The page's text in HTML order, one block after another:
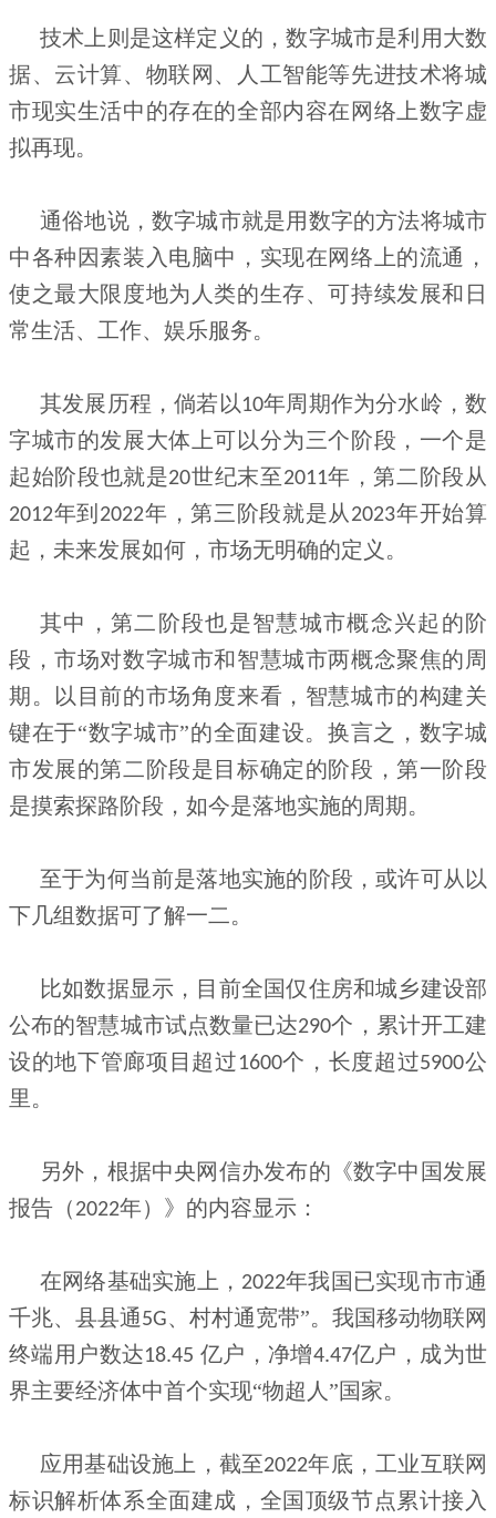
技术上则是这样定义的，数字城市是利用大数
据、云计算、物联网、人工智能等先进技术将城
市现实生活中的存在的全部内容在网络上数字虚
拟再现。
通俗地说，数字城市就是用数字的方法将城市
中各种因素装入电脑中，实现在网络上的流通，
使之最大限度地为人类的生存、可持续发展和日
常生活、工作、娱乐服务。
其发展历程，倘若以10年周期作为分水岭，数
字城市的发展大体上可以分为三个阶段，一个是
起始阶段也就是20世纪末至2011年，第二阶段从
2012年到 2022年，第三阶段就是从 2023年开始算
起，未来发展如何，市场无明确的定义。
其中，第二阶段也是智慧城市概念兴起的阶
段，市场对数字城市和智慧城市两概念聚焦的周
期。以目前的市场角度来看，智慧城市的构建关
键在于“数字城市”的全面建设。换言之，数字城
市发展的第二阶段是目标确定的阶段，第一阶段
是摸索探路阶段，如今是落地实施的周期。
至于为何当前是落地实施的阶段，或许可从以
下几组数据可了解一二。
比如数据显示，目前全国仅住房和城乡建设部
公布的智慧城市试点数量已达290个，累计开工建
设的地下管廊项目超过 1600个，长度超过5900公
里。
另外，根据中央网信办发布的《数字中国发展
报告（ 2022年）》的内容显示：
在网络基础实施上， 2022年我国已实现市市通
千兆、县县通5G、村村通宽带”。我国移动物联网
终端用户数达18.45 亿户，净增4.47亿户，成为世
界主要经济体中首个实现“物超人”国家。
应用基础设施上，截至2022年底，工业互联网
标识解析体系全面建成，全国顶级节点累计接入